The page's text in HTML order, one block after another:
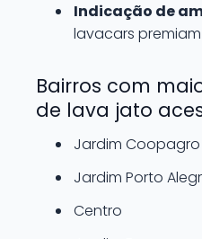
Indicação de
lavacars
Bairros com
de lava jato
Jardim Coopagro
Jardim Porto
Centro